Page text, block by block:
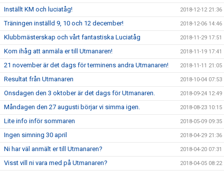
Inställt KM och luciatåg! 2018-12-12 21:36
Träningen inställd 9, 10 och 12 december! 2018-12-06 14:46
Klubbmästerskap och vårt fantastiska Luciatåg 2018-11-29 17:51
Kom ihåg att anmäla er till Utmanaren! 2018-11-19 17:41
21 november är det dags för terminens andra Utmanaren! 2018-11-11 21:05
Resultat från Utmanaren 2018-10-04 07:53
Onsdagen den 3 oktober är det dags för Utmanaren. 2018-09-24 12:49
Måndagen den 27 augusti börjar vi simma igen. 2018-08-23 10:15
Lite info inför sommaren 2018-05-09 09:35
Ingen simning 30 april 2018-04-29 21:36
Ni har väl anmält er till Utmanaren? 2018-04-20 07:31
Visst vill ni vara med på Utmanaren? 2018-04-05 08:22